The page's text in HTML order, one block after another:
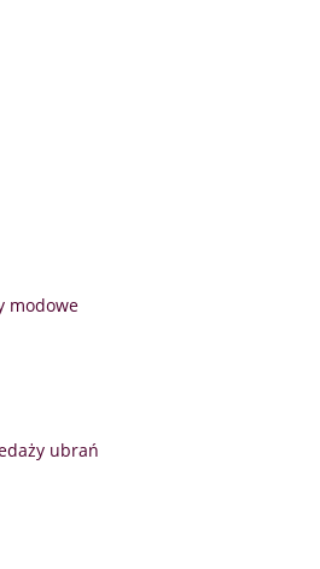
modowe
ubrań